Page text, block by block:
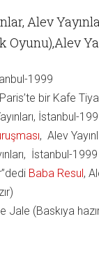
Alev
Oyunu),Alev
1999
bir Kafe
İstanbul-
, Alev
İstanbul-1999
Baba Resul,
Jale (Baskıya